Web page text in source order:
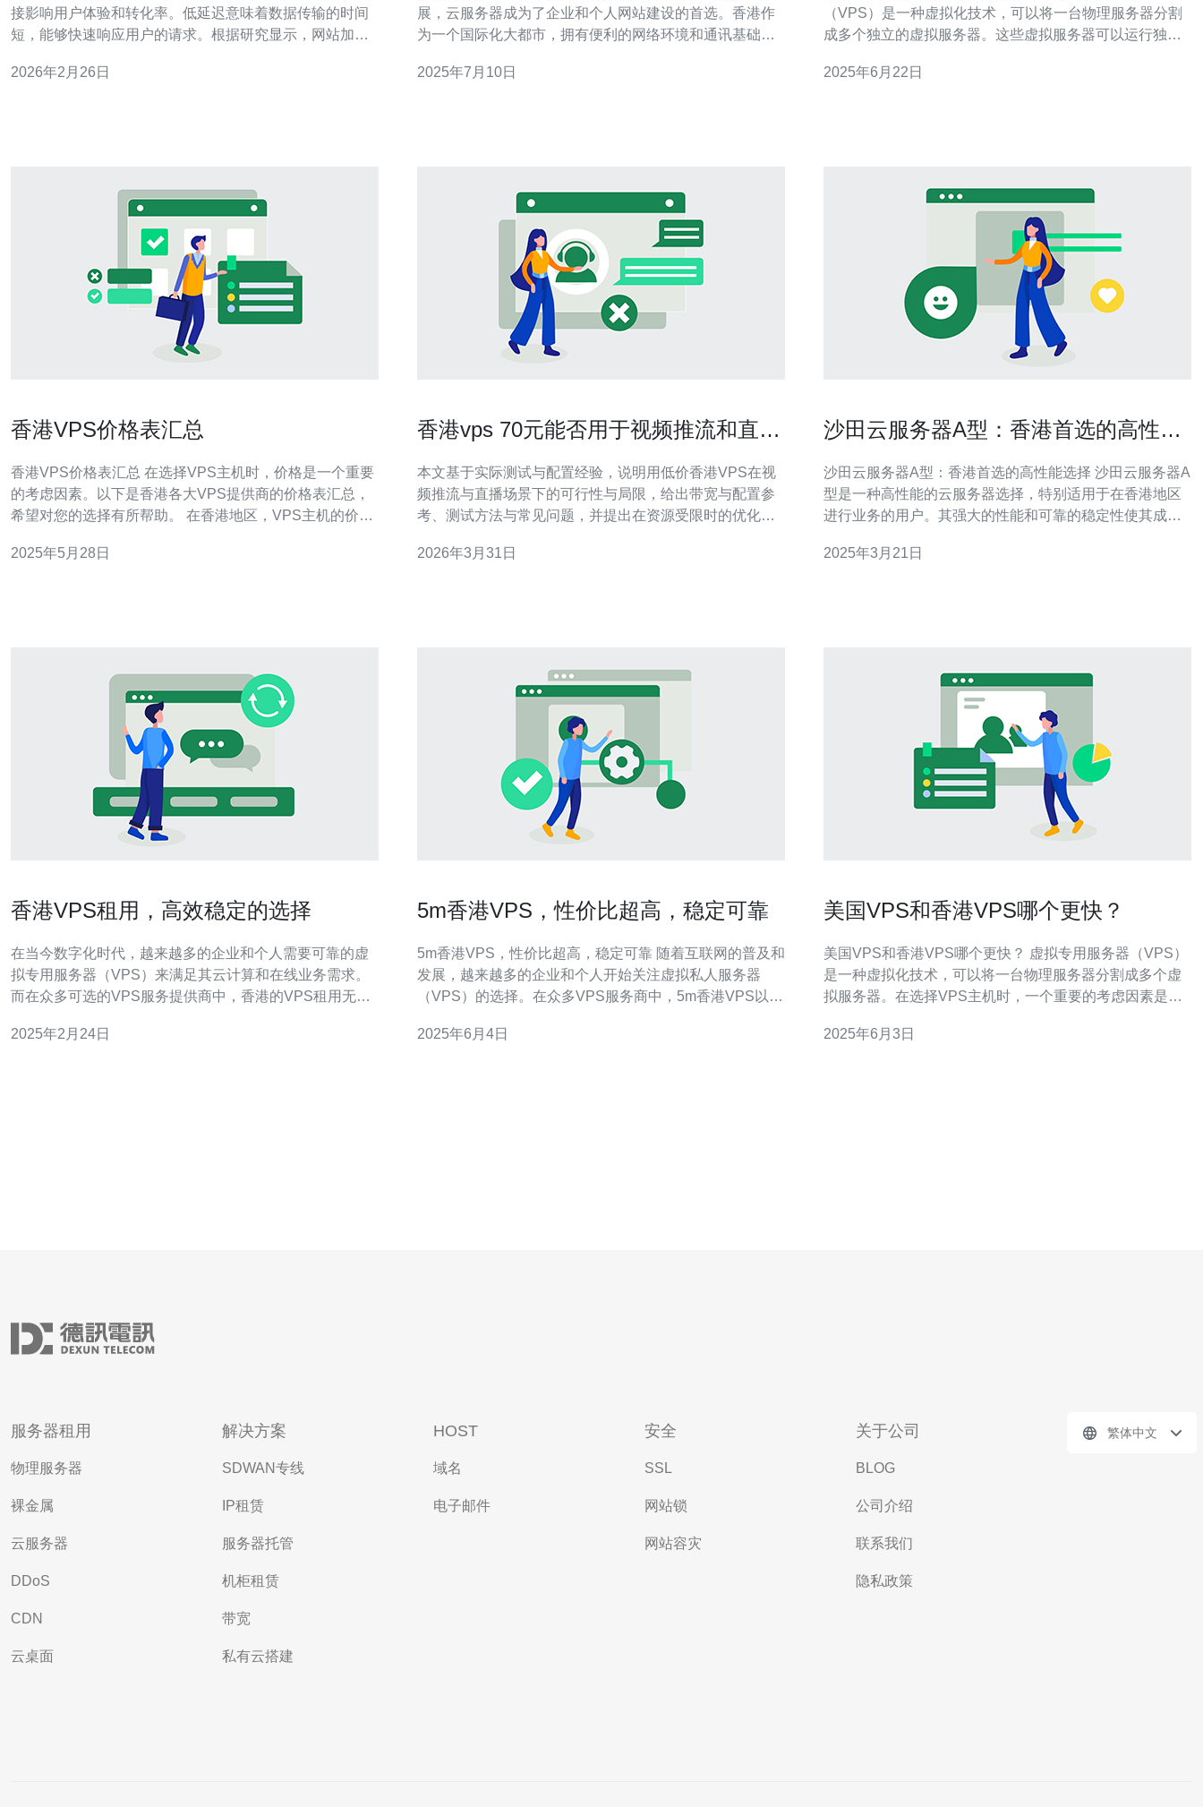
接影响用户体验和转化率。低延迟意味着数据传输的时间
短，能够快速响应用户的请求。根据研究显示，网站加载
2026年2月26日
展，云服务器成为了企业和个人网站建设的首选。香港作
为一个国际化大都市，拥有便利的网络环境和通讯基础设
务器不仅能够提供稳定的网络连接和快速的访问速度，而
2025年7月10日
（VPS）是一种虚拟化技术，可以将一台物理服务器分割
成多个独立的虚拟服务器。这些虚拟服务器可以运行独立
空间。在国外，VPS被广泛应用于网站托管、应用程序部
2025年6月22日
香港VPS价格表汇总
香港VPS价格表汇总 在选择VPS主机时，价格是一个重要
的考虑因素。以下是香港各大VPS提供商的价格表汇总，
希望对您的选择有所帮助。 在香港地区，VPS主机的价格
2025年5月28日
香港vps 70元能否用于视频推流和直播
本文基于实际测试与配置经验，说明用低价香港VPS在视
频推流与直播场景下的可行性与局限，给出带宽与配置参
考、测试方法与常见问题，并提出在资源受限时的优化与
受。 多少带宽和流量能支撑基本直播？ 直播质量主要受上
2026年3月31日
沙田云服务器A型：香港首选的高性能
沙田云服务器A型：香港首选的高性能选择 沙田云服务器A
型是一种高性能的云服务器选择，特别适用于在香港地区
进行业务的用户。其强大的性能和可靠的稳定性使其成为
的硬件和先进的技术，具有卓越的性能表现。它拥有强大
2025年3月21日
香港VPS租用，高效稳定的选择
在当今数字化时代，越来越多的企业和个人需要可靠的虚
拟专用服务器（VPS）来满足其云计算和在线业务需求。
而在众多可选的VPS服务提供商中，香港的VPS租用无疑
其互联网基础设施得到了充分发展。这意味着香港的VPS
2025年2月24日
5m香港VPS，性价比超高，稳定可靠
5m香港VPS，性价比超高，稳定可靠 随着互联网的普及和
发展，越来越多的企业和个人开始关注虚拟私人服务器
（VPS）的选择。在众多VPS服务商中，5m香港VPS以其
家介绍5m香港VPS的优势和特点。 5m香港VPS的性价比
2025年6月4日
美国VPS和香港VPS哪个更快？
美国VPS和香港VPS哪个更快？ 虚拟专用服务器（VPS）
是一种虚拟化技术，可以将一台物理服务器分割成多个虚
拟服务器。在选择VPS主机时，一个重要的考虑因素是服
但哪个更快呢？ 美国是全球最大的互联网市场之一，拥有
2025年6月3日
服务器租用
物理服务器
裸金属
云服务器
DDoS
CDN
云桌面
解决方案
SDWAN专线
IP租赁
服务器托管
机柜租赁
带宽
私有云搭建
HOST
域名
电子邮件
安全
SSL
网站锁
网站容灾
关于公司
BLOG
公司介绍
联系我们
隐私政策
繁体中文